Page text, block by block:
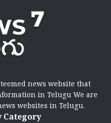
news website that
in Telugu We are
websites in Telugu.
Category